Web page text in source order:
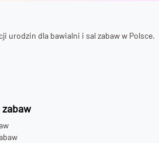
urodzin dla bawialni i sal zabaw w Polsce.